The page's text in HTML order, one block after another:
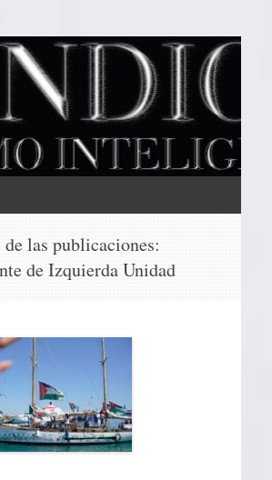
las publicaciones:
de Izquierda Unidad